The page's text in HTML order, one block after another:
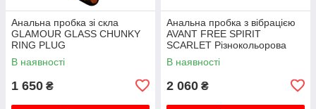
Анальна пробка зі скла
GLAMOUR GLASS CHUNKY
RING PLUG
В наявності
1 650 ₴
Анальна пробка з вібрацією
AVANT FREE SPIRIT
SCARLET Різнокольорова
В наявності
2 060 ₴